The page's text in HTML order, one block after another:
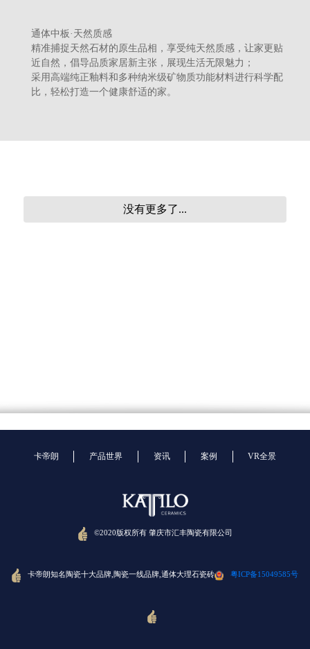
通体中板·天然质感
精准捕捉天然石材的原生品相，享受纯天然质感，让家更贴
近自然，倡导品质家居新主张，展现生活无限魅力；
采用高端纯正釉料和多种纳米级矿物质功能材料进行科学配
比，轻松打造一个健康舒适的家。
没有更多了...
卡帝朗 产品世界 资讯 案例 VR全景
©2020版权所有 肇庆市汇丰陶瓷有限公司
卡帝朗知名陶瓷十大品牌,陶瓷一线品牌,通体大理石瓷砖 粤ICP备15049585号